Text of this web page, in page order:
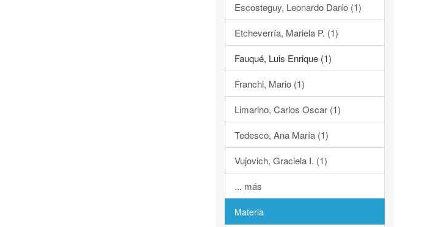
Escosteguy, Leonardo Darío (1)
Etcheverría, Mariela P. (1)
Fauqué, Luis Enrique (1)
Franchi, Mario (1)
Limarino, Carlos Oscar (1)
Tedesco, Ana María (1)
Vujovich, Graciela I. (1)
... más
Materia